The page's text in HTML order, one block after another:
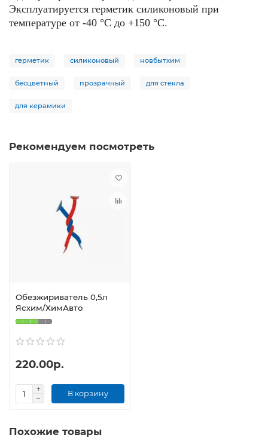
Эксплуатируется герметик силиконовый при
температуре от -40 °С до +150 °С.
герметик силиконовый новбытхим
бесцветный прозрачный для стекла
для керамики
Рекомендуем посмотреть
Обезжириватель 0,5л
Ясхим/ХимАвто
220.00р.
В корзину
Похожие товары